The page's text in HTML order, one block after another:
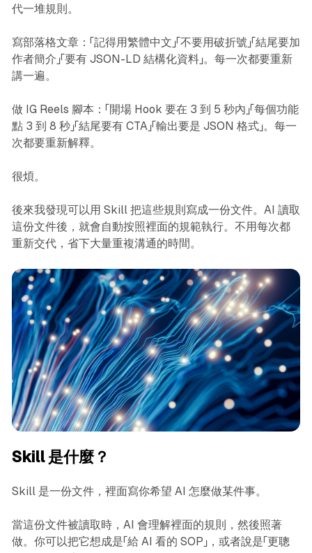
代一堆規則。
寫部落格文章：「記得用繁體中文」「不要用破折號」「結尾要加
作者簡介」「要有 JSON-LD 結構化資料」。每一次都要重新
講一遍。
做 IG Reels 腳本：「開場 Hook 要在 3 到 5 秒內」「每個功能
點 3 到 8 秒」「結尾要有 CTA」「輸出要是 JSON 格式」。每一
次都要重新解釋。
很煩。
後來我發現可以用 Skill 把這些規則寫成一份文件。AI 讀取
這份文件後，就會自動按照裡面的規範執行。不用每次都
重新交代，省下大量重複溝通的時間。
Skill 是什麼？
Skill 是一份文件，裡面寫你希望 AI 怎麼做某件事。
當這份文件被讀取時，AI 會理解裡面的規則，然後照著
做。你可以把它想成是「給 AI 看的 SOP」，或者說是「更聰